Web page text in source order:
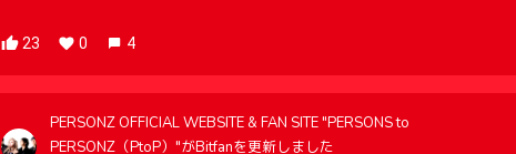
23 0 4
PERSONZ OFFICIAL WEBSITE & FAN SITE "PERSONS to
PERSONZ（PtoP）"がBitfanを更新しました